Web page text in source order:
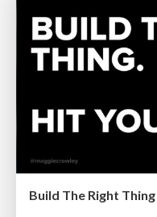
Build The Right